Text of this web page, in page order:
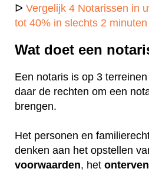
ᐅ Vergelijk 4 Notarissen in
tot 40% in slechts 2 minuten
Wat doet een
Een notaris is op 3
daar de rechten om een
brengen.
Het personen en
denken aan het opstellen
voorwaarden, het onterven